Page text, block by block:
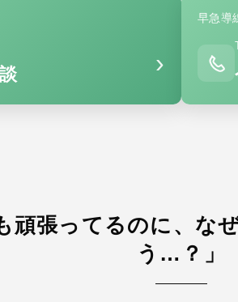
›
早急導
頑張ってるのに、な
う…？」